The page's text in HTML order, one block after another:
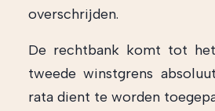
overschrijden.
De rechtbank komt tot
tweede winstgrens
rata dient te worden